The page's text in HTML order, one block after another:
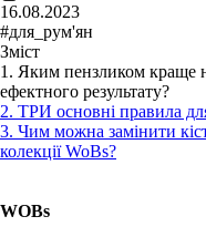
16.08.2023
#для_рум'ян
Зміст
1. Яким пензликом краще
ефектного результату?
2. ТРИ основні правила
3. Чим можна замінити
колекції WoBs?
WOBs